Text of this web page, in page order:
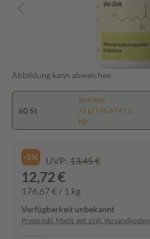
Abbildung kann abweichen
60 St
Spartipp
72 g (176,67 € / 1
kg)
-5% UVP: 13,45 €
12,72 €
176,67 € / 1 kg
Verfügbarkeit unbekannt
Preise inkl. MwSt. ggf. zzgl. Versandkosten